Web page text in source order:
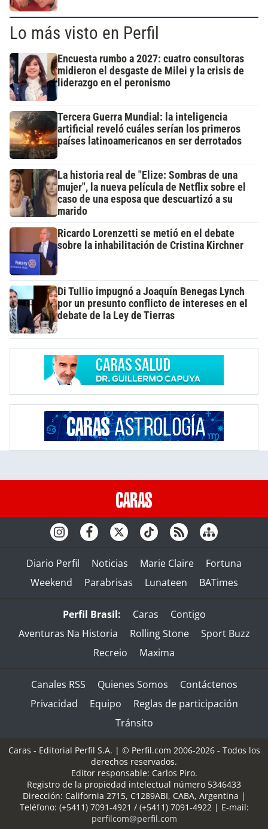
Lo más visto en Perfil
Encuesta rumbo a 2027: cuatro consultoras
midieron el desgaste de Milei y la crisis de
liderazgo en el peronismo
Tercera Guerra Mundial: la inteligencia
artificial reveló cuáles serían los primeros
países latinoamericanos en ser derrotados
La historia real de "Elize: Sombras de una
mujer", la nueva película de Netflix sobre el
caso de una esposa que descuartizó a su
marido
Ricardo Lorenzetti se metió en el debate
sobre la inhabilitación de Cristina Kirchner
Di Tullio impugnó a Joaquín Benegas Lynch
por un presunto conflicto de intereses en el
debate de la Ley de Tierras
Diario Perfil Noticias Marie Claire
Fortuna
Weekend
Parabrisas Lunateen BATimes
Perfil Brasil: Caras
Contigo
Aventuras Na Historia
Rolling Stone
Sport Buzz
Recreio
Maxima
Canales RSS Quienes Somos
Contáctenos
Privacidad
Equipo
Reglas de participación
Tránsito
Caras - Editorial Perfil S.A. | © Perfil.com 2006-2026 - Todos los
derechos reservados.
Editor responsable: Carlos Piro.
Registro de la propiedad intelectual número 5346433
Dirección: California 2715, C1289ABI, CABA, Argentina |
Teléfono: (+5411) 7091-4921 / (+5411) 7091-4922 | E-mail:
perfilcom@perfil.com